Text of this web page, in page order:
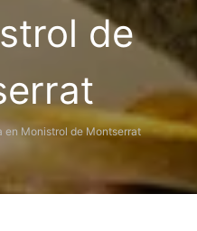
de
en Monistrol de Montserrat